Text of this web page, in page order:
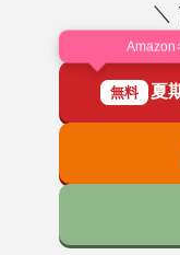
＼
Amazon
無料 夏